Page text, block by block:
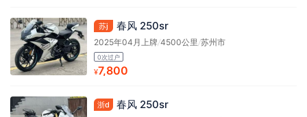
苏j 春风 250sr
2025年04月上牌/4500公里/苏州市
0次过户
¥7,800
浙d 春风 250sr